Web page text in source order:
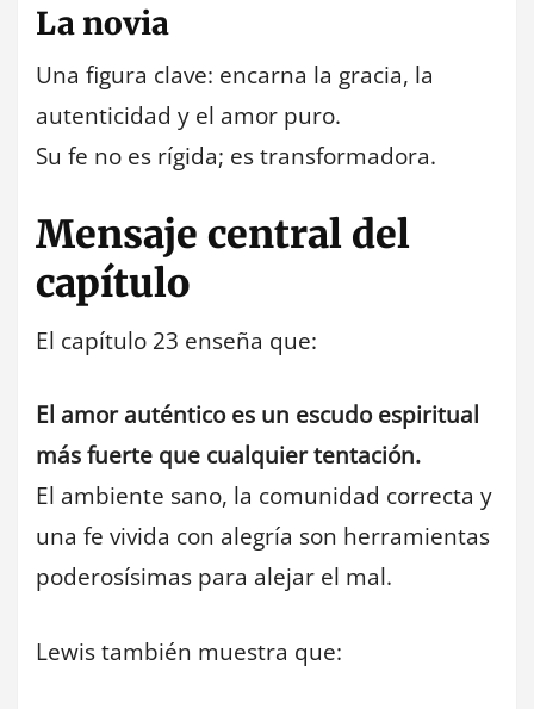
La novia
Una figura clave: encarna la gracia, la
autenticidad y el amor puro.
Su fe no es rígida; es transformadora.
Mensaje central del
capítulo
El capítulo 23 enseña que:
El amor auténtico es un escudo espiritual
más fuerte que cualquier tentación.
El ambiente sano, la comunidad correcta y
una fe vivida con alegría son herramientas
poderosísimas para alejar el mal.
Lewis también muestra que: